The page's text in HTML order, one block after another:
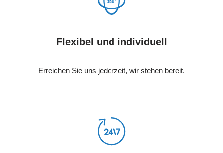
Flexibel und individuell
Erreichen Sie uns jederzeit, wir stehen bereit.